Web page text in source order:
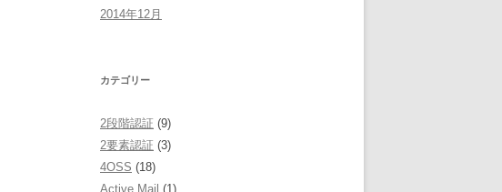
2014年12月
カテゴリー
2段階認証 (9)
2要素認証 (3)
4OSS (18)
Active Mail (1)